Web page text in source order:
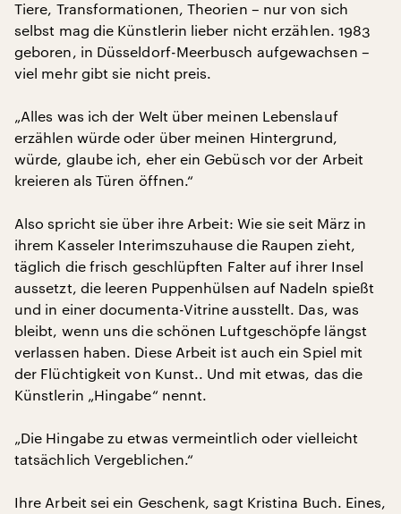
Tiere, Transformationen, Theorien – nur von sich
selbst mag die Künstlerin lieber nicht erzählen. 1983
geboren, in Düsseldorf-Meerbusch aufgewachsen –
viel mehr gibt sie nicht preis.
„Alles was ich der Welt über meinen Lebenslauf
erzählen würde oder über meinen Hintergrund,
würde, glaube ich, eher ein Gebüsch vor der Arbeit
kreieren als Türen öffnen.“
Also spricht sie über ihre Arbeit: Wie sie seit März in
ihrem Kasseler Interimszuhause die Raupen zieht,
täglich die frisch geschlüpften Falter auf ihrer Insel
aussetzt, die leeren Puppenhülsen auf Nadeln spießt
und in einer documenta-Vitrine ausstellt. Das, was
bleibt, wenn uns die schönen Luftgeschöpfe längst
verlassen haben. Diese Arbeit ist auch ein Spiel mit
der Flüchtigkeit von Kunst.. Und mit etwas, das die
Künstlerin „Hingabe“ nennt.
„Die Hingabe zu etwas vermeintlich oder vielleicht
tatsächlich Vergeblichen.“
Ihre Arbeit sei ein Geschenk, sagt Kristina Buch. Eines,